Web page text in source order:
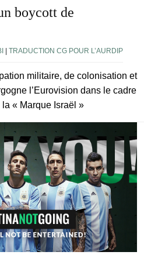
boycott de
| TRADUCTION CG POUR L’AURDIP
militaire, de colonisation et
l’Eurovision dans le cadre
« Marque Israël »